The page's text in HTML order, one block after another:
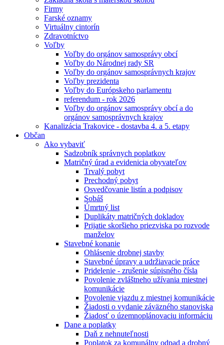
Firmy
Farské oznamy
Virtuálny cintorín
Zdravotníctvo
Voľby
Voľby do orgánov samosprávy obcí
Voľby do Národnej rady SR
Voľby do orgánov samosprávnych krajov
Voľby prezidenta
Voľby do Európskeho parlamentu
referendum - rok 2026
Voľby do orgánov samosprávy obcí a do
orgánov samosprávnych krajov
Kanalizácia Trakovice - dostavba 4. a 5. etapy
Občan
Ako vybaviť
Sadzobník správnych poplatkov
Matričný úrad a evidenicia obyvateľov
Trvalý pobyt
Prechodný pobyt
Osvedčovanie listín a podpisov
Sobáš
Úmrtný list
Duplikáty matričných dokladov
Prijatie skoršieho priezviska po rozvode
manželov
Stavebné konanie
Ohlásenie drobnej stavby
Stavebné úpravy a udržiavacie práce
Pridelenie - zrušenie súpisného čísla
Povolenie zvláštneho užívania miestnej
komunikácie
Povolenie vjazdu z miestnej komunikácie
Žiadosti o vydanie záväzného stanoviska
Žiadosť o územnoplánovaciu informáciu
Dane a poplatky
Daň z nehnuteľnosti
Poplatok za komunálny odpad a drobný